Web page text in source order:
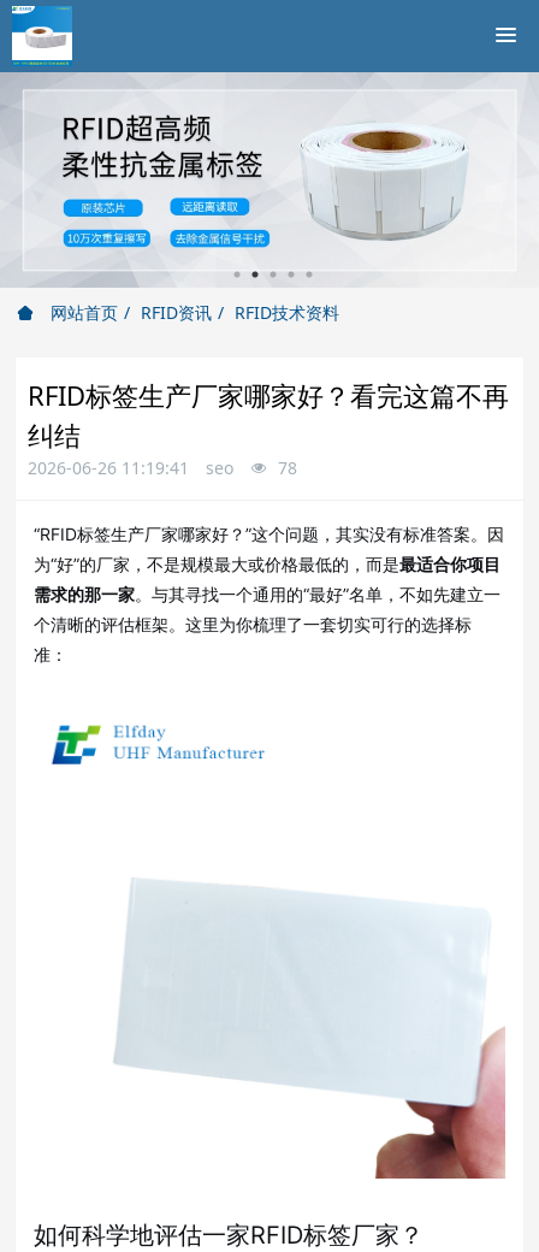
网站首页 RFID资讯 RFID技术资料
RFID标签生产厂家哪家好？看完这篇不再
纠结
2026-06-26 11:19:41 seo 78
“RFID标签生产厂家哪家好？”这个问题，其实没有标准答案。因
为“好”的厂家，不是规模最大或价格最低的，而是最适合你项目
需求的那一家。与其寻找一个通用的“最好”名单，不如先建立一
个清晰的评估框架。这里为你梳理了一套切实可行的选择标
准：
如何科学地评估一家RFID标签厂家？